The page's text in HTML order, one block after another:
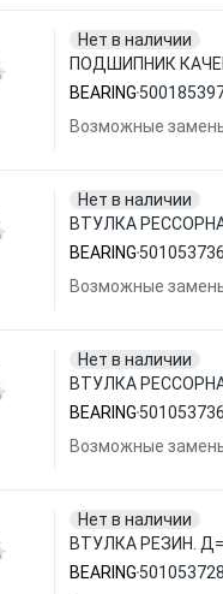
Нет в наличии
ПОДШИПНИК
BEARING
Возможные
Нет в наличии
ВТУЛКА
BEARING
Возможные
Нет в наличии
ВТУЛКА
BEARING
Возможные
Нет в наличии
ВТУЛКА РЕЗИН.
BEARING